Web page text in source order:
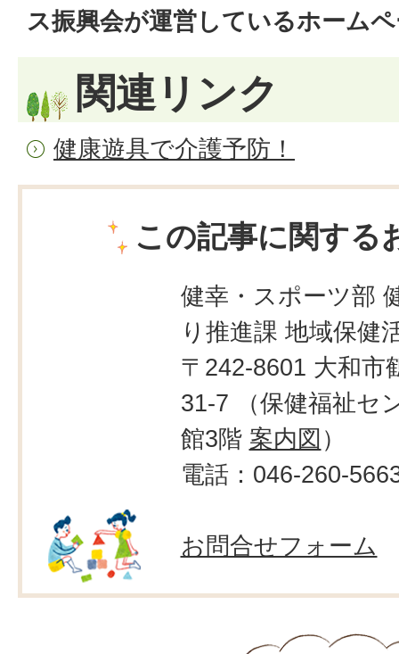
ス振興会が運営しているホーム
関連リンク
健康遊具で介護予防！
この記事に関する
健幸・スポーツ部
り推進課 地域保健
〒242-8601 大和市
31-7 （保健福祉セ
館3階 案内図 ）
電話：046-260-
お問合せフォーム